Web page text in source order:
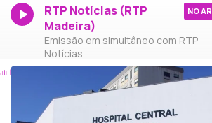
RTP Notícias (RTP
Madeira)
Emissão em simultâneo com RTP
Notícias
NO AR